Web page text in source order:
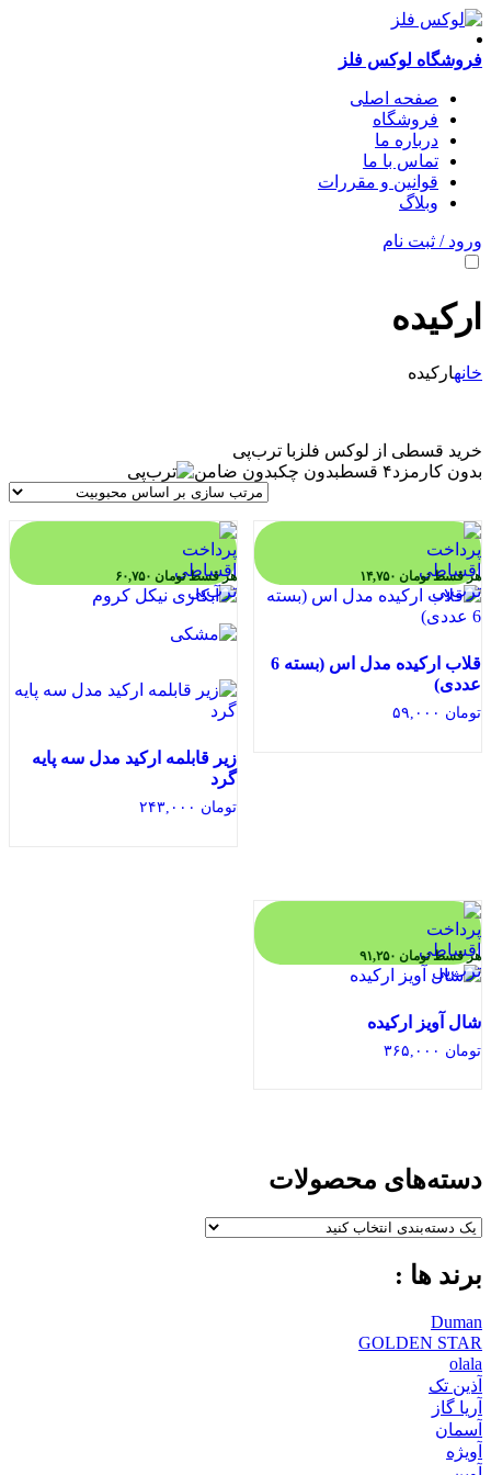
فروشگاه لوکس فلز
صفحه اصلی
فروشگاه
درباره ما
تماس با ما
قوانین و مقررات
وبلاگ
ورود / ثبت نام
ارکیده
خانهارکیده
خرید قسطی از لوکس فلز با ترب‌پی
بدون کارمزد۴ قسط بدون چکبدون ضامن
هر قسطتومان
قلاب ارکیده مدل اس (بسته 6
عددی)
تومان
هر قسطتومان
زیر قابلمه ارکید مدل سه پایه
گرد
تومان
هر قسطتومان
شال آویز ارکیده
تومان
دسته‌های محصولات
برند ها :
Duman
GOLDEN STAR
olala
آذین تک
آریا گاز
آسمان
آویژه